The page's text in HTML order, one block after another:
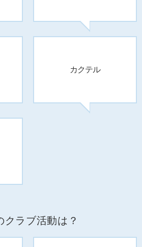
カクテル
クラブ活動は？